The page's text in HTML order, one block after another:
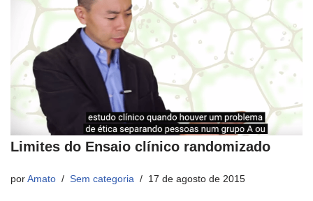
Limites do Ensaio clínico randomizado
por Amato Sem categoria 17 de agosto de 2015